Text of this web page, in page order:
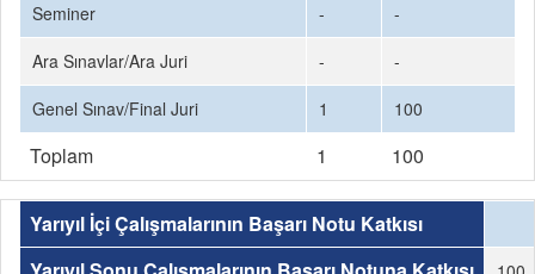
Seminer
-
-
Ara Sınavlar/Ara Juri
-
-
Genel Sınav/Final Juri
1 100
Toplam 1 100
Yarıyıl İçi Çalışmalarının Başarı Notu Katkısı